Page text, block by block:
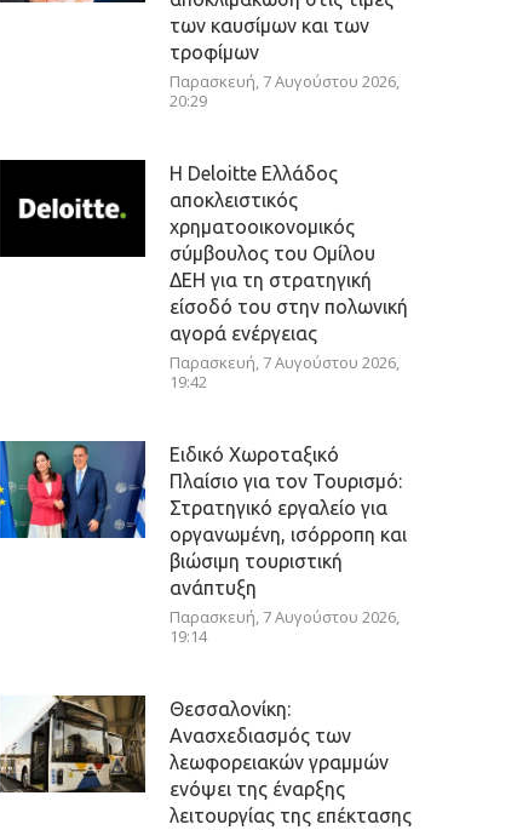
των καυσίμων και των
τροφίμων
Παρασκευή, 7 Αυγούστου 2026,
20:29
Η Deloitte Ελλάδος
αποκλειστικός
χρηματοοικονομικός
σύμβουλος του Ομίλου
ΔΕΗ για τη στρατηγική
είσοδό του στην πολωνική
αγορά ενέργειας
Παρασκευή, 7 Αυγούστου 2026,
19:42
Ειδικό Χωροταξικό
Πλαίσιο για τον Τουρισμό:
Στρατηγικό εργαλείο για
οργανωμένη, ισόρροπη και
βιώσιμη τουριστική
ανάπτυξη
Παρασκευή, 7 Αυγούστου 2026,
19:14
Θεσσαλονίκη:
Ανασχεδιασμός των
λεωφορειακών γραμμών
ενόψει της έναρξης
λειτουργίας της επέκτασης